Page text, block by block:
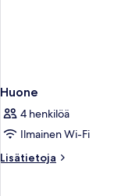
Huone
4 henkilöä
Ilmainen Wi-Fi
Lisätietoja
Lisätietoja